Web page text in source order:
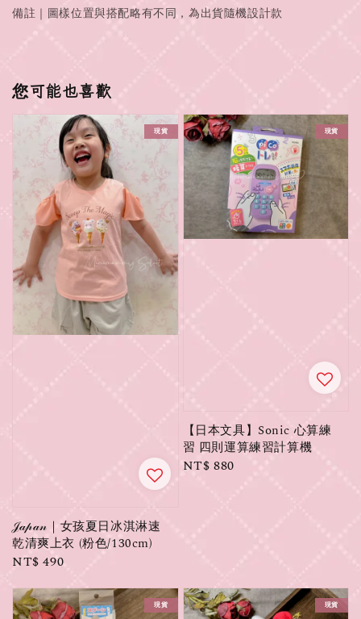
備註｜圖樣位置與搭配略有不同，為出貨隨機設計款
您可能也喜歡
現貨
𝒥𝒶𝓅𝒶𝓃｜女孩夏日冰淇淋速
乾清爽上衣 (粉色/130cm)
Regular
NT$ 490
現貨
【日本文具】Sonic 心算練
習 四則運算練習計算機
Regular
NT$ 880
現貨 現貨